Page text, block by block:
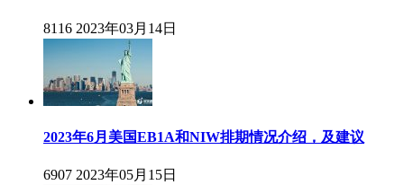
8116 2023年03月14日
2023年6月美国EB1A和NIW排期情况介绍，及建议
6907 2023年05月15日